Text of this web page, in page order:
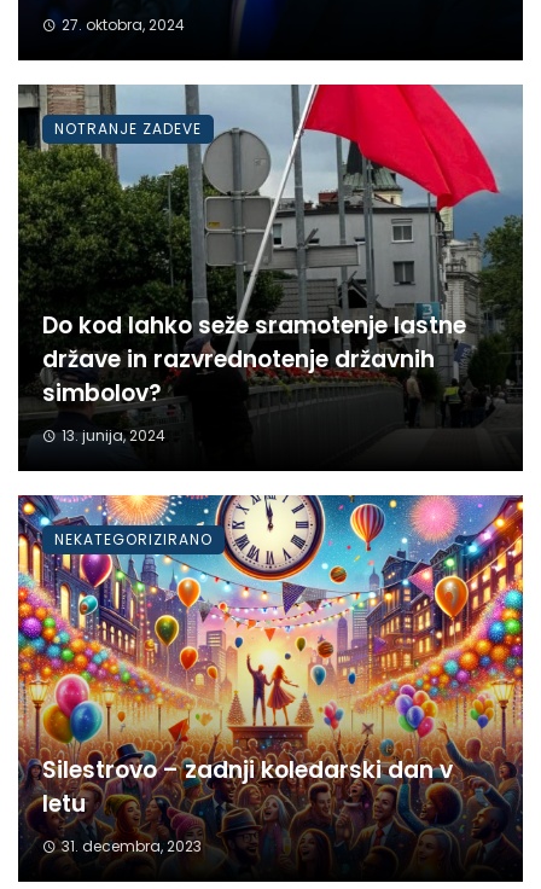
27. oktobra, 2024
Do kod lahko seže sramotenje lastne
države in razvrednotenje državnih
simbolov?
13. junija, 2024
NOTRANJE ZADEVE
Silestrovo – zadnji koledarski dan v
letu
31. decembra, 2023
NEKATEGORIZIRANO